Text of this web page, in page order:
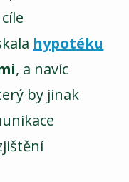
hypotéku
, a navíc
by jinak